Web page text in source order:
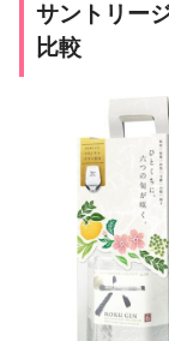
サントリー
比較